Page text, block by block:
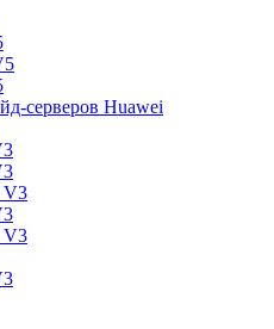
серверов Huawei
V3
V3